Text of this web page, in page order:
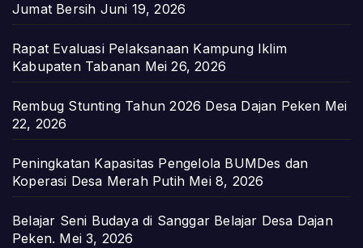
Jumat Bersih Juni 19, 2026
Rapat Evaluasi Pelaksanaan Kampung Iklim
Kabupaten Tabanan Mei 26, 2026
Rembug Stunting Tahun 2026 Desa Dajan Peken Mei
22, 2026
Peningkatan Kapasitas Pengelola BUMDes dan
Koperasi Desa Merah Putih Mei 8, 2026
Belajar Seni Budaya di Sanggar Belajar Desa Dajan
Peken. Mei 3, 2026